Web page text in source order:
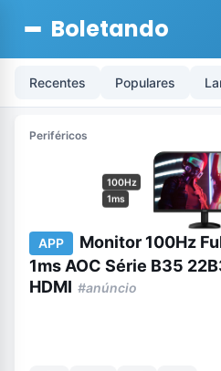
Boletando
Recentes Populares
Periféricos
100Hz
1ms
APP
Monitor 100Hz
1ms AOC Série B35
HDMI #anúncio